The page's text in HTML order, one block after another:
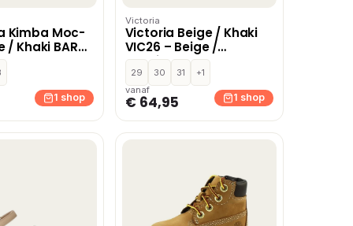
Kimba Moc-
/ Khaki BAR47
1 shop
Victoria
Victoria Beige / Khaki
VIC26 – Beige /
Khaki,Blauw
29 30 31
+1
vanaf
€ 64,95 1 shop